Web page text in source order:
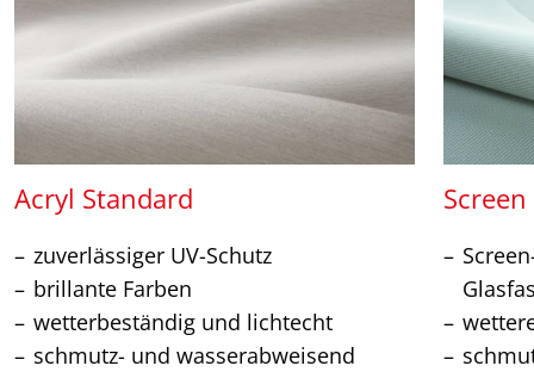
Acryl Standard
zuverlässiger UV-Schutz
brillante Farben
wetterbeständig und lichtecht
schmutz- und wasserabweisend
Screen